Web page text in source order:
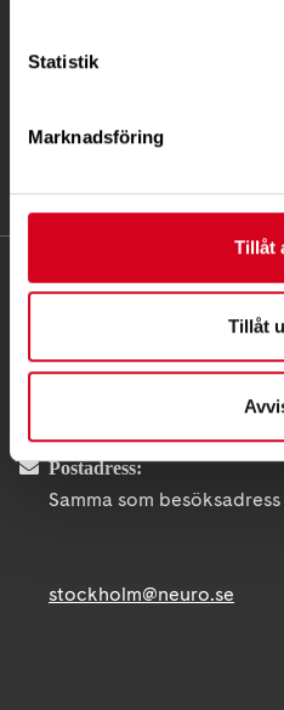
Statistik
Marknadsföring
Tillåt
Tillåt
KONTAKT
Fatbursgatan 19, 118 28
08 - 720 29 40
Postadress:
Samma som besöksadress
stockholm@neuro.se